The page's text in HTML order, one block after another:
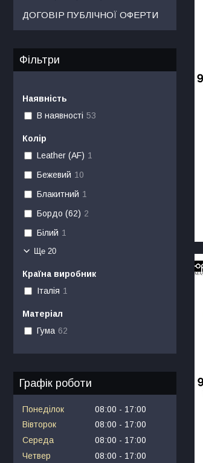
ДОГОВІР ПУБЛІЧНОЇ ОФЕРТИ
Фільтри
Наявність
В наявності 53
Колір
Leather (AF) 1
Бежевий 10
Блакитний 1
Бордо (62) 2
Білий 1
Ще 20
Країна виробник
Італія 1
Матеріал
Гума 62
Графік роботи
Понеділок 08:00
17:00
Вівторок
08:00
17:00
Середа
08:00
17:00
Четвер
08:00
17:00